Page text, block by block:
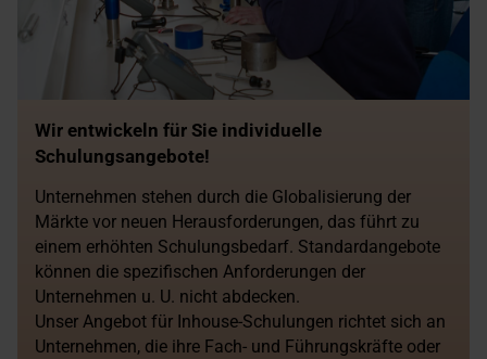
Wir entwickeln für Sie individuelle
Schulungsangebote!
Unternehmen stehen durch die Globalisierung der
Märkte vor neuen Herausforderungen, das führt zu
einem erhöhten Schulungsbedarf. Standardangebote
können die spezifischen Anforderungen der
Unternehmen u. U. nicht abdecken.
Unser Angebot für Inhouse-Schulungen richtet sich an
Unternehmen, die ihre Fach- und Führungskräfte oder